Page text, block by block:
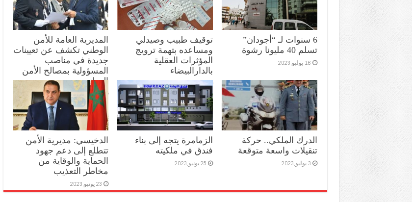
6 سنوات لـ “أجودان”
تسلم 40 مليونا رشوة
16 يوليو,2023
توقيف طبيب وصيدلي
ومساعده بتهمة ترويج
المؤثرات العقلية
بالدارالبيضاء
11 يوليو,2023
المديرية العامة للأمن
الوطني تكشف عن تعيينات
جديدة في مناصب
المسؤولية بمصالح الأمن
الوطني
10 يوليو,2023
الدرك الملكي.. حركة
تنقيلات واسعة متوقعة
3 يوليو,2023
الزمامرة يتجه إلى بناء
فندق في ملكيته
25 يونيو,2023
الدخيسي: مديرية الأمن
تتطلع إلى دعم جهود
الحماية والوقاية من
مخاطر التعذيب
23 يونيو,2023